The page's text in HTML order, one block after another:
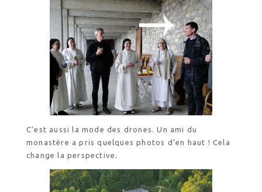
Contact Boutique
Contact Communauté
Contact Biscuiterie
C’est aussi la mode des drones. Un ami du
monastère a pris quelques photos d’en haut ! Cela
change la perspective.